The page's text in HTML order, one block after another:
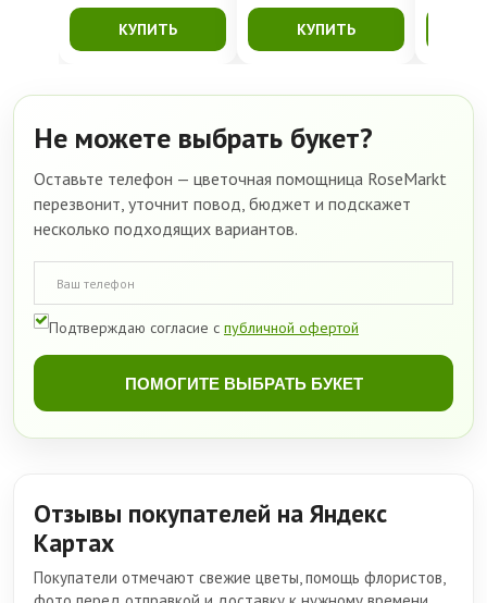
КУПИТЬ КУПИТЬ
Не можете выбрать букет?
Оставьте телефон — цветочная помощница RoseMarkt
перезвонит, уточнит повод, бюджет и подскажет
несколько подходящих вариантов.
Подтверждаю согласие с публичной офертой
ПОМОГИТЕ ВЫБРАТЬ БУКЕТ
Отзывы покупателей на Яндекс
Картах
Покупатели отмечают свежие цветы, помощь флористов,